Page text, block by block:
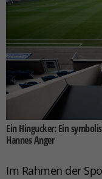
Ein Hingucker: Ein
Hannes Anger
Im Rahmen der